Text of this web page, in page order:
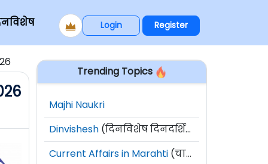
Login Register
Trending Topics
Majhi Naukri
Dinvishesh (दिनविशेष दिनदर्शिका)
Current Affairs in Marahti (चालू घडामोडी)